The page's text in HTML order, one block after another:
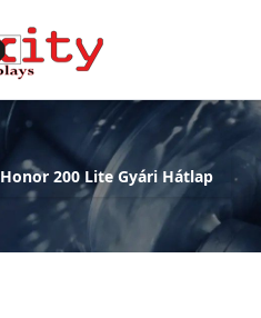
Honor 200 Lite Gyári Hátlap